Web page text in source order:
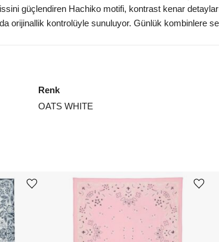
güçlendiren Hachiko motifi, kontrast kenar
orijinallik kontrolüyle sunuluyor. Günlük kombinlere
Renk
OATS WHITE
Ürünü istek listesine ekle veya listeden çıkar Ürünü istek listesine ekle veya listeden çıkar